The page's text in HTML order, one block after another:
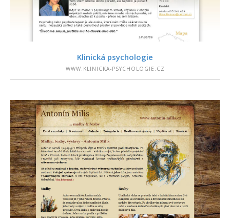
PODROBNOSTI
Klinická psychologie
WWW.KLINICKA-PSYCHOLOGIE.CZ